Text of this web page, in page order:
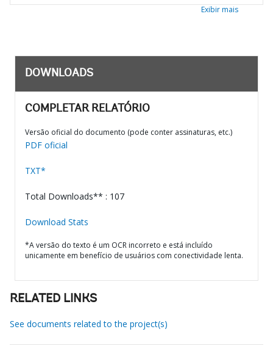
Exibir mais
DOWNLOADS
COMPLETAR RELATÓRIO
Versão oficial do documento (pode conter assinaturas, etc.)
PDF oficial
TXT*
Total Downloads** : 107
Download Stats
*A versão do texto é um OCR incorreto e está incluído
unicamente em benefício de usuários com conectividade lenta.
RELATED LINKS
See documents related to the project(s)